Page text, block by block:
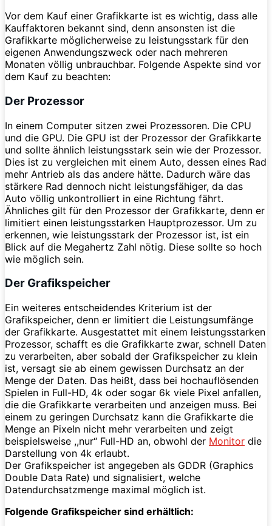
Vor dem Kauf einer Grafikkarte ist es wichtig, dass alle
Kauffaktoren bekannt sind, denn ansonsten ist die
Grafikkarte möglicherweise zu leistungsstark für den
eigenen Anwendungszweck oder nach mehreren
Monaten völlig unbrauchbar. Folgende Aspekte sind vor
dem Kauf zu beachten:
Der Prozessor
In einem Computer sitzen zwei Prozessoren. Die CPU
und die GPU. Die GPU ist der Prozessor der Grafikkarte
und sollte ähnlich leistungsstark sein wie der Prozessor.
Dies ist zu vergleichen mit einem Auto, dessen eines Rad
mehr Antrieb als das andere hätte. Dadurch wäre das
stärkere Rad dennoch nicht leistungsfähiger, da das
Auto völlig unkontrolliert in eine Richtung fährt.
Ähnliches gilt für den Prozessor der Grafikkarte, denn er
limitiert einen leistungsstarken Hauptprozessor. Um zu
erkennen, wie leistungsstark der Prozessor ist, ist ein
Blick auf die Megahertz Zahl nötig. Diese sollte so hoch
wie möglich sein.
Der Grafikspeicher
Ein weiteres entscheidendes Kriterium ist der
Grafikspeicher, denn er limitiert die Leistungsumfänge
der Grafikkarte. Ausgestattet mit einem leistungsstarken
Prozessor, schafft es die Grafikkarte zwar, schnell Daten
zu verarbeiten, aber sobald der Grafikspeicher zu klein
ist, versagt sie ab einem gewissen Durchsatz an der
Menge der Daten. Das heißt, dass bei hochauflösenden
Spielen in Full-HD, 4k oder sogar 6k viele Pixel anfallen,
die die Grafikkarte verarbeiten und anzeigen muss. Bei
einem zu geringen Durchsatz kann die Grafikkarte die
Menge an Pixeln nicht mehr verarbeiten und zeigt
beispielsweise ,,nur“ Full-HD an, obwohl der Monitor die
Darstellung von 4k erlaubt.
Der Grafikspeicher ist angegeben als GDDR (Graphics
Double Data Rate) und signalisiert, welche
Datendurchsatzmenge maximal möglich ist.
Folgende Grafikspeicher sind erhältlich: